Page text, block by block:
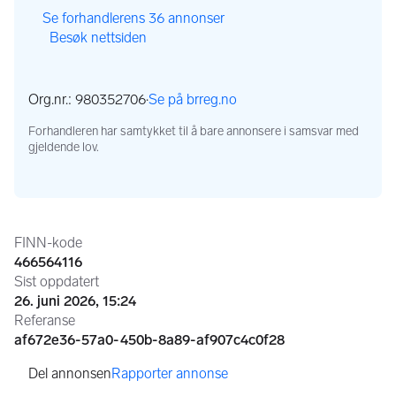
Se forhandlerens 36 annonser
Besøk nettsiden
Org.nr.: 980352706·Se på brreg.no
,
Forhandleren har samtykket til å bare annonsere i samsvar med
gjeldende lov.
Annonseinformasjon
FINN-kode
466564116
Sist oppdatert
26. juni 2026, 15:24
Referanse
af672e36-57a0-450b-8a89-af907c4c0f28
Rapporter annonse